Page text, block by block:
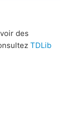
des
TDLib